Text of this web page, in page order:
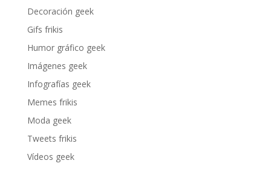
Decoración geek
Gifs frikis
Humor gráfico geek
Imágenes geek
Infografías geek
Memes frikis
Moda geek
Tweets frikis
Vídeos geek